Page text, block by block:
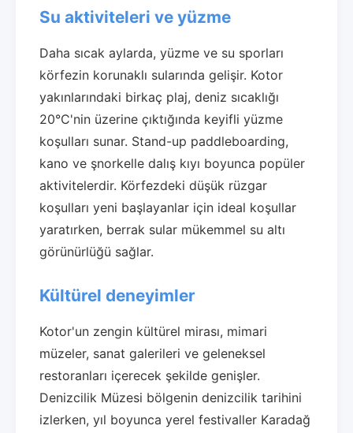
Su aktiviteleri ve yüzme
Daha sıcak aylarda, yüzme ve su sporları
körfezin korunaklı sularında gelişir. Kotor
yakınlarındaki birkaç plaj, deniz sıcaklığı
20°C'nin üzerine çıktığında keyifli yüzme
koşulları sunar. Stand-up paddleboarding,
kano ve şnorkelle dalış kıyı boyunca popüler
aktivitelerdir. Körfezdeki düşük rüzgar
koşulları yeni başlayanlar için ideal koşullar
yaratırken, berrak sular mükemmel su altı
görünürlüğü sağlar.
Kültürel deneyimler
Kotor'un zengin kültürel mirası, mimari
müzeler, sanat galerileri ve geleneksel
restoranları içerecek şekilde genişler.
Denizcilik Müzesi bölgenin denizcilik tarihini
izlerken, yıl boyunca yerel festivaller Karadağ